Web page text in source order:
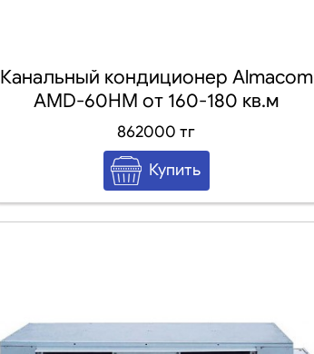
Канальный кондиционер Almacom
AMD-60HM от 160-180 кв.м
862000 тг